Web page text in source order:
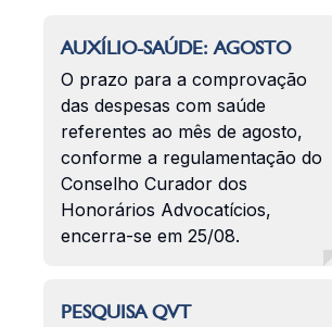
AUXÍLIO-SAÚDE: AGOSTO
O prazo para a comprovação
das despesas com saúde
referentes ao mês de agosto,
conforme a regulamentação do
Conselho Curador dos
Honorários Advocatícios,
encerra-se em 25/08.
PESQUISA QVT